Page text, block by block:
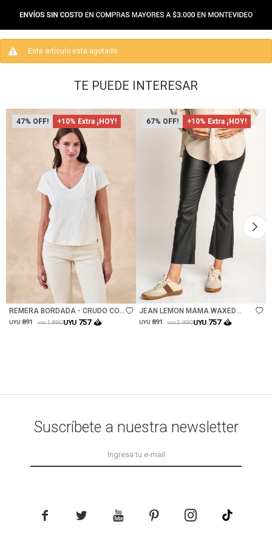
Este artículo está agotado.
TE PUEDE INTERESAR
47 +10% Extra ¡HOY!
REMERA BORDADA - CRUDO CON
CRUDO
UYU 891 UYU 1.890UYU 757
67 +10% Extra ¡HOY!
Talle
JEAN LEMON MAMA WAXED
FLARE - NEGRO
UYU 891 UYU 2.990UYU 757
Suscríbete a nuestra newsletter
    